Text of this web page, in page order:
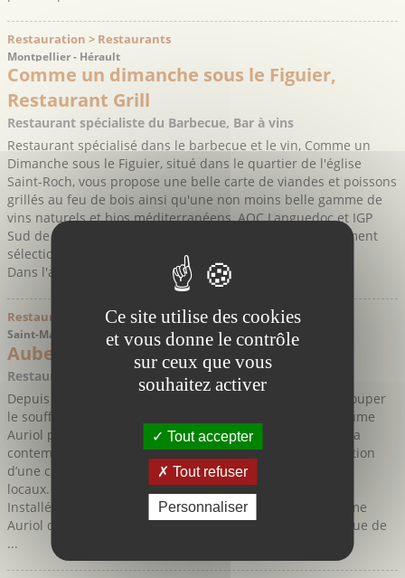
Restauration > Restaurants
Montpellier - Hérault
Comme un dimanche sous le Figuier,
Restaurant Grill
Restaurant spécialiste du Barbecue, Bar à vins
Restaurant spécialisé dans le barbecue et le vin, Comme un
Dimanche sous le Figuier, situé dans le quartier de l'église
Saint-Roch, vous propose une belle carte de viandes et poissons
grillés au feu de bois ainsi qu'une non moins belle gamme de
vins naturels et bios méditerranéens, AOC Languedoc et IGP
Sud de France, tous issus de petits domaines soigneusement
sélectionnés…
Dans l'assiette comme dans les verres, la ...
Restauration > Restaurants
Saint-Maurice-Navacelles - Hérault
Auberge de la baume Auriol
Restaurant panoramique sur le Cirque de Navacelles
Depuis sa salle panoramique offrant un point de vue à couper
le souffle sur le Cirque de Navacelles, l’Auberge de la baume
Auriol promet de passer un repas unique partagé entre la
contemplation d’une merveille de la nature et la dégustation
d’une cuisine de saison qui fait la part belle aux produits
locaux.
Installé dans la "Maison de Site" du belvédère de la baume
Auriol qui comprend un office du tourisme et une boutique de
...
Ce site utilise des cookies
et vous donne le contrôle
sur ceux que vous
souhaitez activer
Tout accepter
Tout refuser
Personnaliser